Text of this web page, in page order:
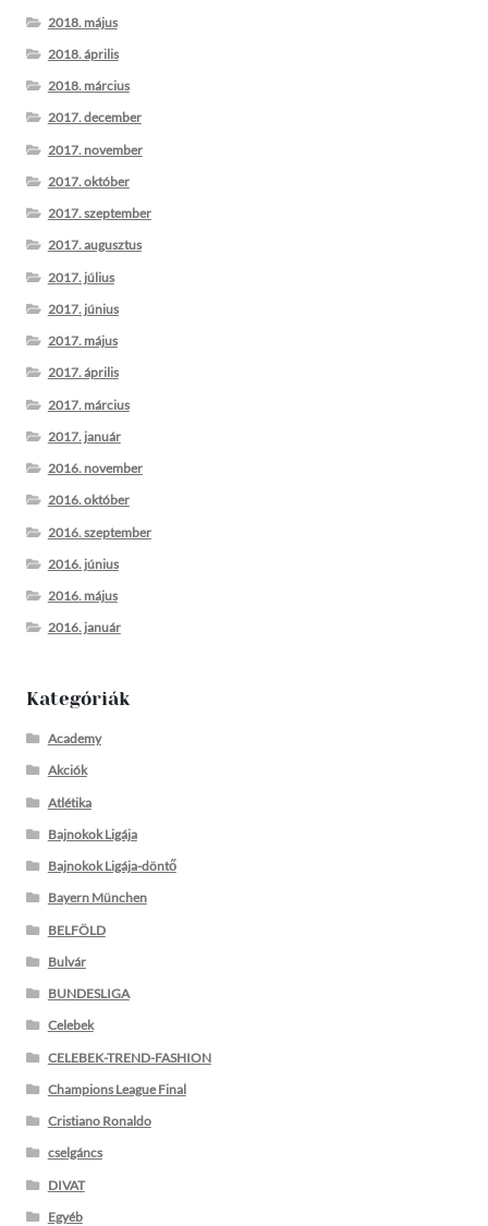
2018. május
2018. április
2018. március
2017. december
2017. november
2017. október
2017. szeptember
2017. augusztus
2017. július
2017. június
2017. május
2017. április
2017. március
2017. január
2016. november
2016. október
2016. szeptember
2016. június
2016. május
2016. január
Kategóriák
Academy
Akciók
Atlétika
Bajnokok Ligája
Bajnokok Ligája-döntő
Bayern München
BELFÖLD
Bulvár
BUNDESLIGA
Celebek
CELEBEK-TREND-FASHION
Champions League Final
Cristiano Ronaldo
cselgáncs
DIVAT
Egyéb